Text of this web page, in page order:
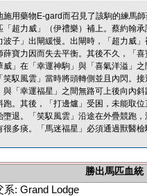
用藥物E-gard而召見了該駒的練馬
超力威」（伊禮樂）補上。蔡約翰
子」出閘緩慢。出閘時，「超力威
寶力因而失去平衡。其後不久，「
」在「幸運神駒」與「喜氣洋溢」
馭風雲」當時將頭轉側並且內閃。
「幸運福星」之間無路可上後向內
。其後，「打邊爐」受困，未能取
退。「笑馭風雲」沿途在外疊競跑
多痰。「馬迷福星」必須通過獸醫
勝出馬匹血統
系: Grand Lodge